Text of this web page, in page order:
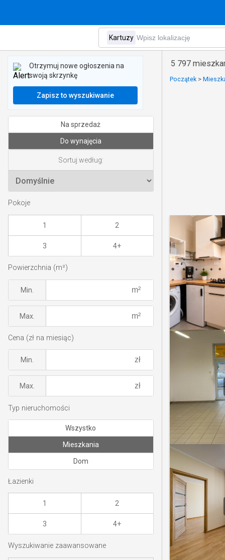
5 797
Początek >
Otrzymuj nowe ogłoszenia na
swoją skrzynkę
Zapisz to wyszukiwanie
Na sprzedaż
Do wynajęcia
Sortuj według:
Pokoje
1 2
3 4+
Powierzchnia (m²)
Min.
Max.
Cena (zł na miesiąc)
Min.
Max.
Typ nieruchomości
Wszystko
Mieszkania
Dom
Łazienki
1 2
3 4+
Wyszukiwanie zaawansowane